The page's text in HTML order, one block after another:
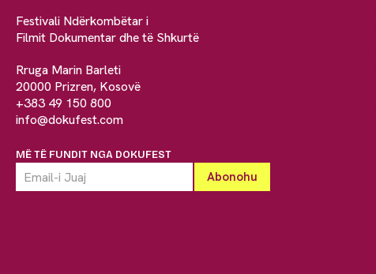
Festivali Ndërkombëtar i
Filmit Dokumentar dhe të Shkurtë
Rruga Marin Barleti
20000 Prizren, Kosovë
+383 49 150 800
info@dokufest.com
MË TË FUNDIT NGA DOKUFEST